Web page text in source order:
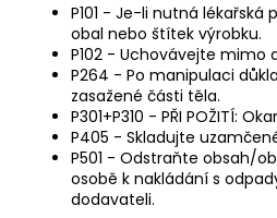
P101 - Je-li nutná
obal nebo štítek výrobku.
P102 - Uchovávejte mimo
P264 - Po manipulaci
zasažené části těla.
P301+P310 - PŘI POŽITÍ:
P405 - Skladujte
P501 - Odstraňte obsah/
osobě k nakládání s
dodavateli.